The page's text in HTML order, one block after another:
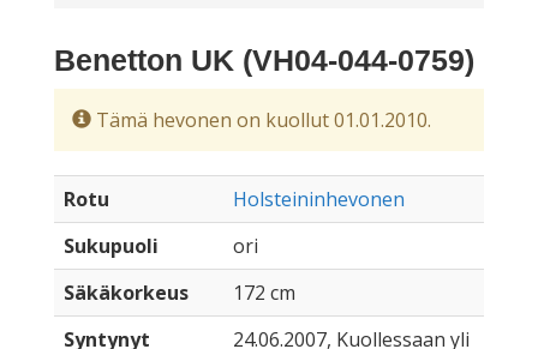
Benetton UK (VH04-044-0759)
Tämä hevonen on kuollut 01.01.2010.
Rotu
Holsteininhevonen
Sukupuoli
ori
Säkäkorkeus
172 cm
Syntynyt
24.06.2007, Kuollessaan yli